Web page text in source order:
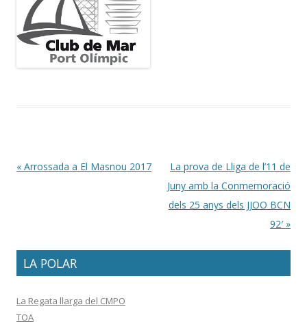
Post navigation
« Arrossada a El Masnou 2017
La prova de Lliga de l’11 de
Juny amb la Conmemoració
dels 25 anys dels JJOO BCN
92′ »
LA POLAR
La Regata llarga del CMPO
TOA